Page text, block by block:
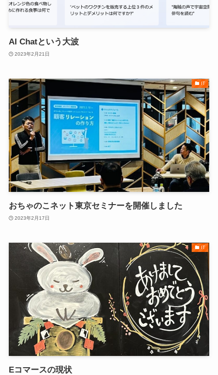
AI Chatという大波
2023年2月21日
IT
おちゃのこネット東京セミナーを開催しました
2023年2月17日
IT
Eコマースの現状